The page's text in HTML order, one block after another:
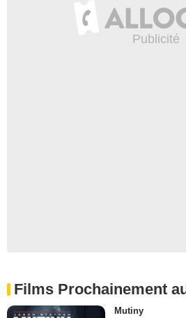
Films Prochainement
Mutiny